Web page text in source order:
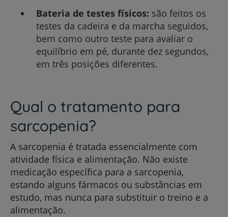
Bateria de testes físicos: são feitos os
testes da cadeira e da marcha seguidos,
bem como outro teste para avaliar o
equilíbrio em pé, durante dez segundos,
em três posições diferentes.
Qual o tratamento para
sarcopenia?
A sarcopenia é tratada essencialmente com
atividade física e alimentação. Não existe
medicação específica para a sarcopenia,
estando alguns fármacos ou substâncias em
estudo, mas nunca para substituir o treino e a
alimentação.